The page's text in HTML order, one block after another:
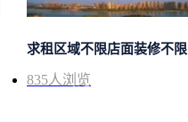
求租区域不限店面装修不限
835人浏览